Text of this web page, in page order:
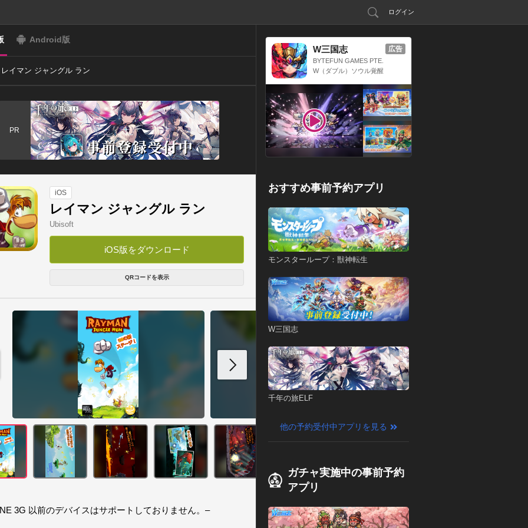
ログイン
Android版
レイマン ジャングル ラン
PR
iOS
レイマン ジャングル ラン
Ubisoft
iOS版をダウンロード
QRコードを表示
3G 以前のデバイスはサポートしておりません。–
W三国志
BYTEFUN GAMES PTE.
LTD.
W（ダブル）ソウル覚醒
広告
おすすめ事前予約アプリ
モンスターループ：獣神転生
W三国志
千年の旅ELF
他の予約受付中アプリを見る
ガチャ実施中の事前予約
アプリ